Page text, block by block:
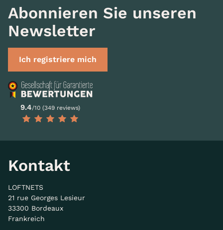
Abonnieren Sie unseren
Newsletter
Ich registriere mich
9.4/10 (349 reviews)
Kontakt
LOFTNETS
21 rue Georges Lesieur
33300 Bordeaux
Frankreich